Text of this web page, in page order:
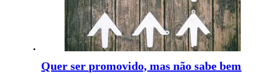
Quer ser promovido, mas não sabe bem